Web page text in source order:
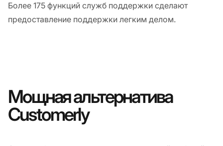
Более 175 функций служб поддержки сделают
предоставление поддержки легким делом.
Мощная альтернатива
Customerly